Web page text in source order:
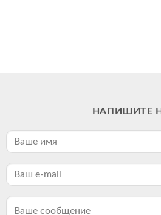
НАПИШИТЕ